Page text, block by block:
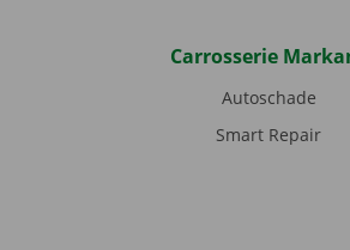
Carrosserie
Autoschade
Smart Repair